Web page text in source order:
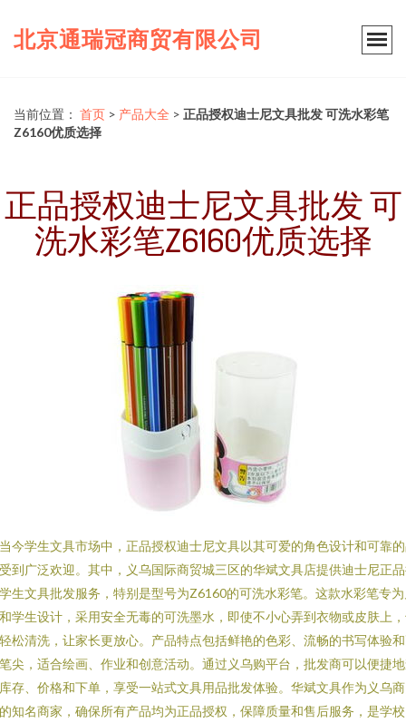
北京通瑞冠商贸有限公司
当前位置： 首页 > 产品大全 > 正品授权迪士尼文具批发 可洗水彩笔
Z6160优质选择
正品授权迪士尼文具批发 可
洗水彩笔Z6160优质选择
今学生文具市场中，正品授权迪士尼文具以其可爱的角色设计和可靠
到广泛欢迎。其中，义乌国际商贸城三区的华斌文具店提供迪士尼正
生文具批发服务，特别是型号为Z6160的可洗水彩笔。这款水彩笔专
学生设计，采用安全无毒的可洗墨水，即使不小心弄到衣物或皮肤上
松清洗，让家长更放心。产品特点包括鲜艳的色彩、流畅的书写体验
尖，适合绘画、作业和创意活动。通过义乌购平台，批发商可以便捷
存、价格和下单，享受一站式文具用品批发体验。华斌文具作为义乌
知名商家，确保所有产品均为正品授权，保障质量和售后服务，是学